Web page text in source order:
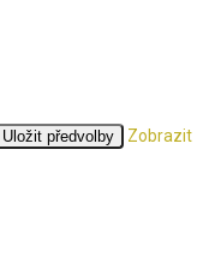
Uložit předvolby
Zobrazit